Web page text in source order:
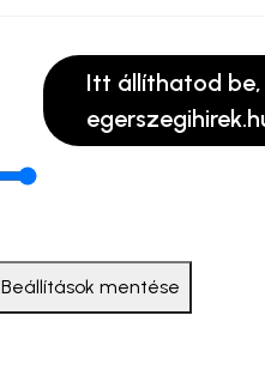
Itt állíthatod be,
Beállítások mentése